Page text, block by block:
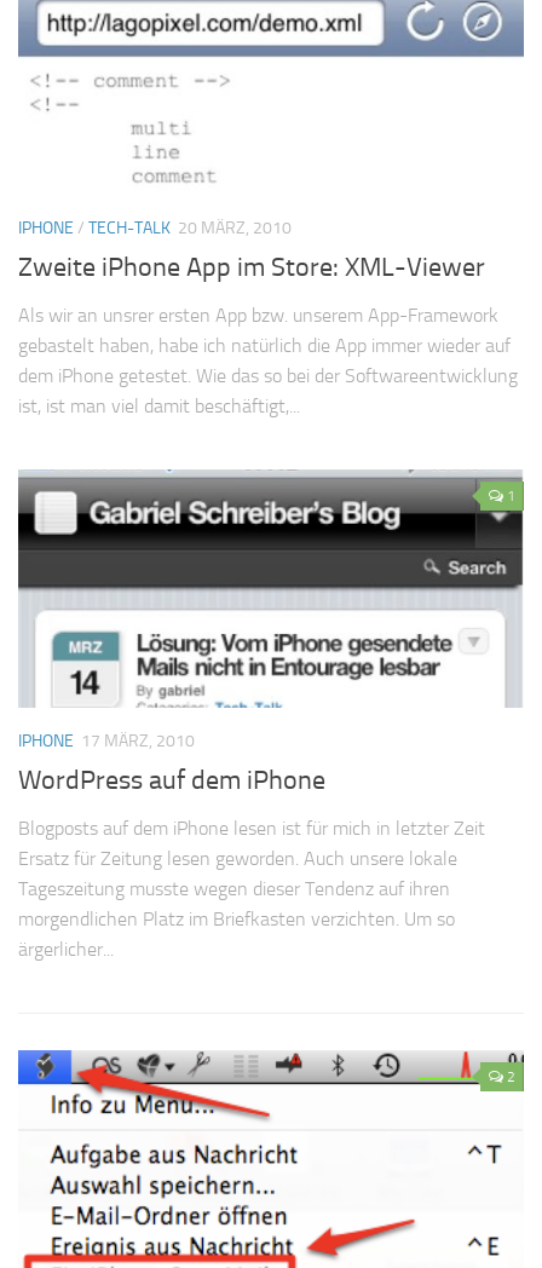
IPHONE / TECH-TALK 20 MÄRZ, 2010
Zweite iPhone App im Store: XML-Viewer
Als wir an unsrer ersten App bzw. unserem App-Framework
gebastelt haben, habe ich natürlich die App immer wieder auf
dem iPhone getestet. Wie das so bei der Softwareentwicklung
ist, ist man viel damit beschäftigt,...
1
IPHONE 17 MÄRZ, 2010
WordPress auf dem iPhone
Blogposts auf dem iPhone lesen ist für mich in letzter Zeit
Ersatz für Zeitung lesen geworden. Auch unsere lokale
Tageszeitung musste wegen dieser Tendenz auf ihren
morgendlichen Platz im Briefkasten verzichten. Um so
ärgerlicher...
2